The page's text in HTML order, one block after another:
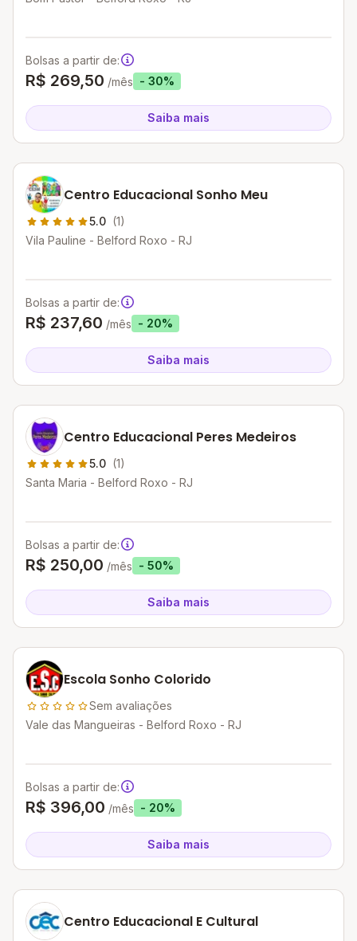
Bolsas a partir de:
R$ 269,50 /mês - 30%
Saiba mais
Centro Educacional Sonho Meu
5.0 (1)
Vila Pauline - Belford Roxo - RJ
Bolsas a partir de:
R$ 237,60 /mês - 20%
Saiba mais
Centro Educacional Peres Medeiros
5.0 (1)
Santa Maria - Belford Roxo - RJ
Bolsas a partir de:
R$ 250,00 /mês - 50%
Saiba mais
Escola Sonho Colorido
Sem avaliações
Vale das Mangueiras - Belford Roxo - RJ
Bolsas a partir de:
R$ 396,00 /mês - 20%
Saiba mais
Centro Educacional E Cultural